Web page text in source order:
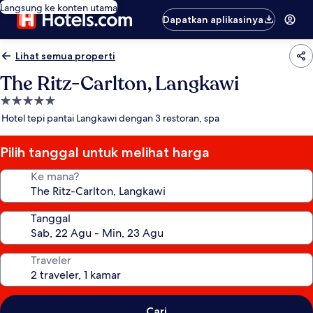
Langsung ke konten utama
Dapatkan aplikasinya
Lihat semua properti
The Ritz-Carlton, Langkawi
Properti
bintang
Hotel tepi pantai Langkawi dengan 3 restoran, spa
Pilih tanggal untuk melihat harga
Ke mana?
Tanggal
Traveler